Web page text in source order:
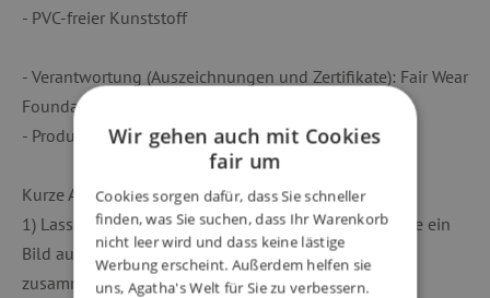
- PVC-freier Kunststoff
- Verantwortung (Auszeichnungen und Zertifikate): Fair Wear
Foundation, FSC, bluesign®
- Produktbilder können vom Original abweichen
Kurze Anleitung:
1) Lassen Sie Ihrer Fantasie freien Lauf und setzen Sie ein
Bild aus den farbenfrohen Perlen auf die Stiftplatte
zusammen.
Wir gehen auch mit Cookies
fair um
Cookies sorgen dafür, dass Sie schneller
finden, was Sie suchen, dass Ihr Warenkorb
nicht leer wird und dass keine lästige
Werbung erscheint. Außerdem helfen sie
uns, Agatha's Welt für Sie zu verbessern.